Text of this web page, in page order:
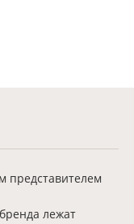
представителем
лежат